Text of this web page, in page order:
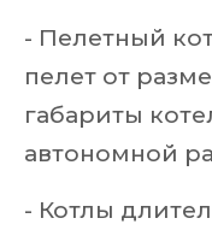
- Пелетный
пелет от
габариты
автономной
- Котлы